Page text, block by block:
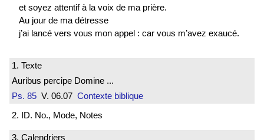
et soyez attentif à la voix de ma prière.
Au jour de ma détresse
j’ai lancé vers vous mon appel : car vous m’avez exaucé.
1. Texte
Auribus percipe Domine ...
Ps. 85 V. 06.07 Contexte biblique
2. ID. No., Mode, Notes
3. Calendriers